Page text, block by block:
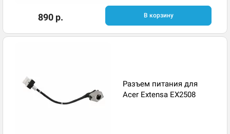
890 р. В корзину
Разъем питания для
Acer Extensa EX2508